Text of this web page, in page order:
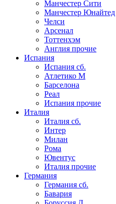
Манчестер Сити
Манчестер Юнайтед
Челси
Арсенал
Тоттенхэм
Англия прочие
Испания
Испания сб.
Атлетико М
Барселона
Реал
Испания прочие
Италия
Италия сб.
Интер
Милан
Рома
Ювентус
Италия прочие
Германия
Германия сб.
Бавария